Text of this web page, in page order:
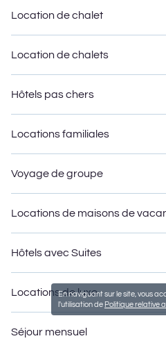
Location de chalet
Location de chalets
Hôtels pas chers
Locations familiales
Voyage de groupe
Locations de maisons de
Hôtels avec Suites
Locations de luxe
Séjour mensuel
En naviguant sur le site, vous
l'utilisation de Politique relative